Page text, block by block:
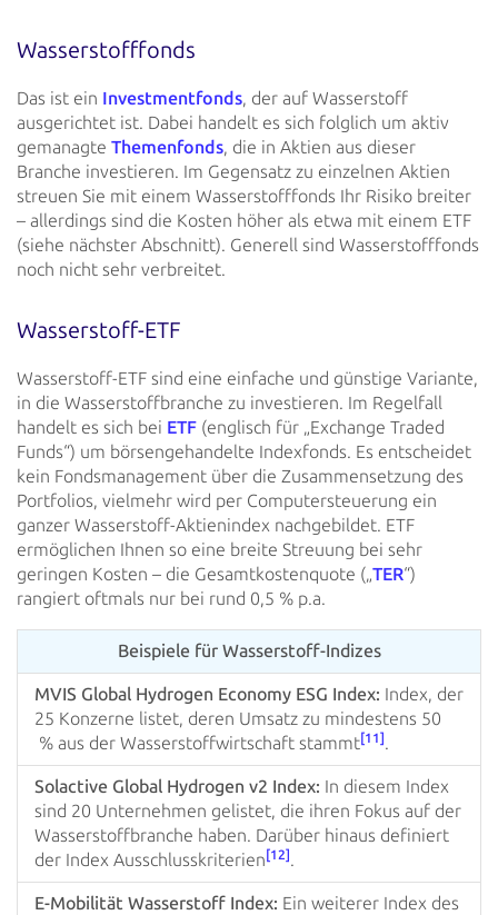
Wasserstofffonds
Das ist ein Investmentfonds, der auf Wasserstoff
ausgerichtet ist. Dabei handelt es sich folglich um aktiv
gemanagte Themenfonds, die in Aktien aus dieser
Branche investieren. Im Gegensatz zu einzelnen Aktien
streuen Sie mit einem Wasserstofffonds Ihr Risiko breiter
– allerdings sind die Kosten höher als etwa mit einem ETF
(siehe nächster Abschnitt). Generell sind Wasserstofffonds
noch nicht sehr verbreitet.
Wasserstoff-ETF
Wasserstoff-ETF sind eine einfache und günstige Variante,
in die Wasserstoffbranche zu investieren. Im Regelfall
handelt es sich bei ETF (englisch für „Exchange Traded
Funds“) um börsengehandelte Indexfonds. Es entscheidet
kein Fondsmanagement über die Zusammensetzung des
Portfolios, vielmehr wird per Computersteuerung ein
ganzer Wasserstoff-Aktienindex nachgebildet. ETF
ermöglichen Ihnen so eine breite Streuung bei sehr
geringen Kosten – die Gesamtkostenquote („TER“)
rangiert oftmals nur bei rund 0,5 % p.a.
Beispiele für Wasserstoff-Indizes
MVIS Global Hydrogen Economy ESG Index: Index, der
25 Konzerne listet, deren Umsatz zu mindestens 50
% aus der Wasserstoffwirtschaft stammt[11].
Solactive Global Hydrogen v2 Index: In diesem Index
sind 20 Unternehmen gelistet, die ihren Fokus auf der
Wasserstoffbranche haben. Darüber hinaus definiert
der Index Ausschlusskriterien[12].
E-Mobilität Wasserstoff Index: Ein weiterer Index des